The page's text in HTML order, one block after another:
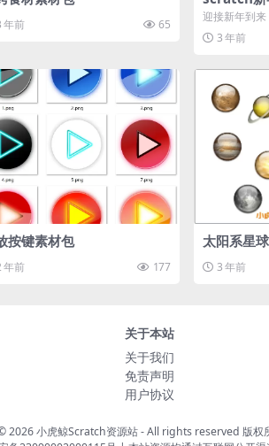
年前 65
迎接新年到
出一套别具
张...3 年前
按键素材包
年前 177
太阳系星
3 年前
关于本站
关于我们
免责声明
用户协议
2026小虎鲸Scratch资源站- All rights reserved 版权